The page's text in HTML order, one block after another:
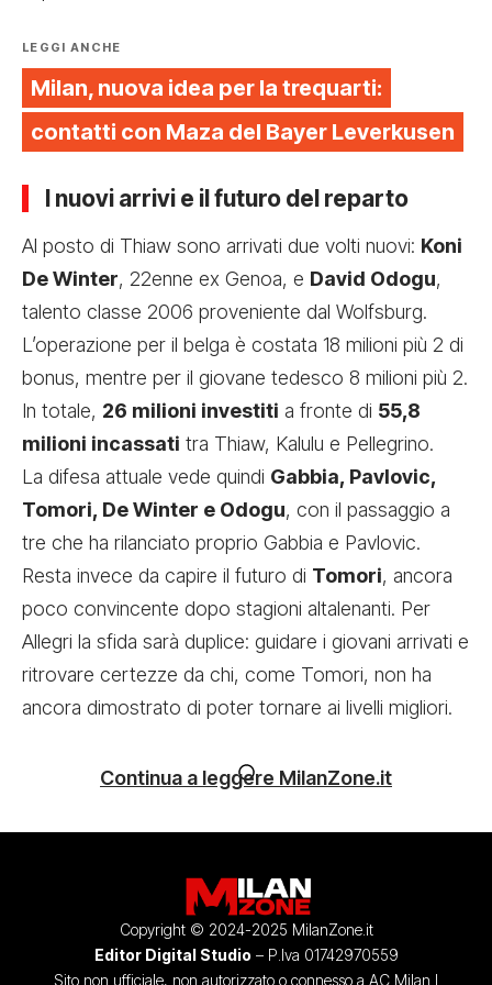
LEGGI ANCHE
Milan, nuova idea per la trequarti:
contatti con Maza del Bayer Leverkusen
I nuovi arrivi e il futuro del reparto
Al posto di Thiaw sono arrivati due volti nuovi: Koni
De Winter, 22enne ex Genoa, e David Odogu,
talento classe 2006 proveniente dal Wolfsburg.
L’operazione per il belga è costata 18 milioni più 2 di
bonus, mentre per il giovane tedesco 8 milioni più 2.
In totale, 26 milioni investiti a fronte di 55,8
milioni incassati tra Thiaw, Kalulu e Pellegrino.
La difesa attuale vede quindi Gabbia, Pavlovic,
Tomori, De Winter e Odogu, con il passaggio a
tre che ha rilanciato proprio Gabbia e Pavlovic.
Resta invece da capire il futuro di Tomori, ancora
poco convincente dopo stagioni altalenanti. Per
Allegri la sfida sarà duplice: guidare i giovani arrivati e
ritrovare certezze da chi, come Tomori, non ha
ancora dimostrato di poter tornare ai livelli migliori.
Continua a leggere MilanZone.it
Copyright © 2024-2025 MilanZone.it
Editor Digital Studio – P.Iva 01742970559
Sito non ufficiale, non autorizzato o connesso a AC Milan I